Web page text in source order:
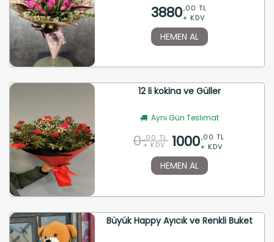
3880,00 TL
+ KDV
HEMEN AL
12 li kokina ve Güller
Aynı Gün Teslimat
0 ,00 TL
+ KDV 1000,00 TL
+ KDV
HEMEN AL
Büyük Happy Ayıcık ve Renkli Buket